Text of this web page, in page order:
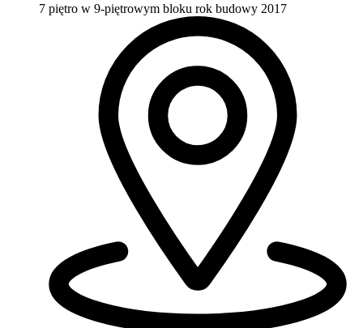
7 piętro w 9-piętrowym bloku rok budowy 2017